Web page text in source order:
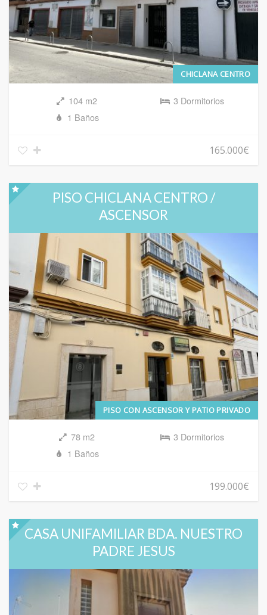
CHICLANA CENTRO
104 m2
3 Dormitorios
1 Baños
165.000€
PISO CHICLANA CENTRO /
ASCENSOR
PISO CON ASCENSOR Y PATIO PRIVADO
78 m2
3 Dormitorios
1 Baños
199.000€
CASA UNIFAMILIAR BDA. NUESTRO
PADRE JESUS